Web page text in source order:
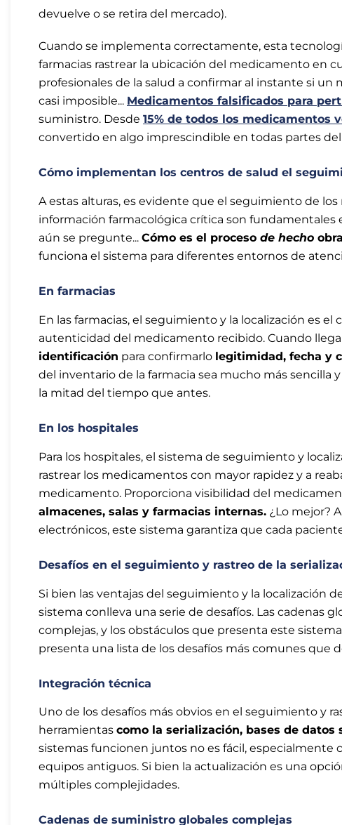
devuelve o se retira del mercado).
Cuando se implementa correctamente, esta
farmacias rastrear la ubicación del medicamento en
profesionales de la salud a confirmar al instante si
casi imposible... Medicamentos falsificados para
suministro. Desde 15% de todos los medicamentos
convertido en algo imprescindible en todas partes
Cómo implementan los centros de salud el
A estas alturas, es evidente que el seguimiento de
información farmacológica crítica son fundamentales
aún se pregunte... Cómo es el proceso de hecho
funciona el sistema para diferentes entornos de
En farmacias
En las farmacias, el seguimiento y la localización es
autenticidad del medicamento recibido. Cuando llega
identificación para confirmarlo legitimidad, fecha y
del inventario de la farmacia sea mucho más sencilla
la mitad del tiempo que antes.
En los hospitales
Para los hospitales, el sistema de seguimiento y
rastrear los medicamentos con mayor rapidez y a
medicamento. Proporciona visibilidad del
almacenes, salas y farmacias internas. ¿Lo mejor?
electrónicos, este sistema garantiza que cada
Desafíos en el seguimiento y rastreo de la
Si bien las ventajas del seguimiento y la localización
sistema conlleva una serie de desafíos. Las cadenas
complejas, y los obstáculos que presenta este
presenta una lista de los desafíos más comunes que
Integración técnica
Uno de los desafíos más obvios en el seguimiento y
herramientas como la serialización, bases de datos
sistemas funcionen juntos no es fácil,
equipos antiguos. Si bien la actualización es una
múltiples complejidades.
Cadenas de suministro globales complejas